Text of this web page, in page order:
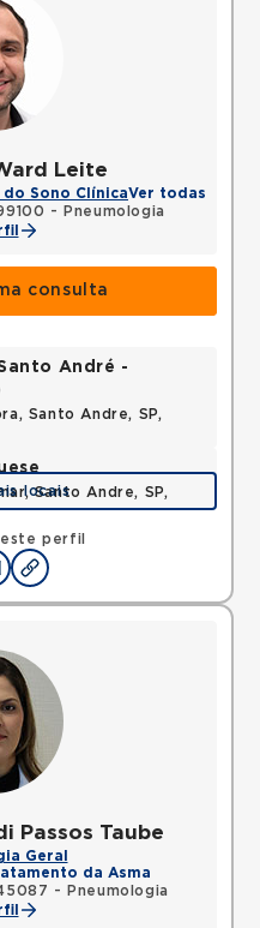
Leite
do Sono ClínicaVer todas
- Pneumologia
consulta
perfil
André -
Santo Andre, SP,
Santo Andre, SP,
locais
Passos Taube
Geral
da Asma
- Pneumologia